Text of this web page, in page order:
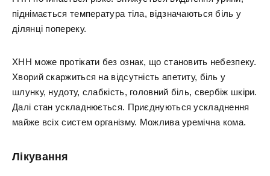
піднімається температура тіла, відзначаються біль у
ділянці попереку.
ХНН може протікати без ознак, що становить небезпеку.
Хворий скаржиться на відсутність апетиту, біль у
шлунку, нудоту, слабкість, головний біль, свербіж шкіри.
Далі стан ускладнюється. Приєднуються ускладнення
майже всіх систем організму. Можлива уремічна кома.
Лікування